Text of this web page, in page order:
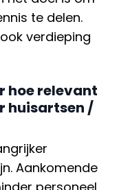
te delen.
verdieping
hoe relevant
huisartsen /
Aankomende